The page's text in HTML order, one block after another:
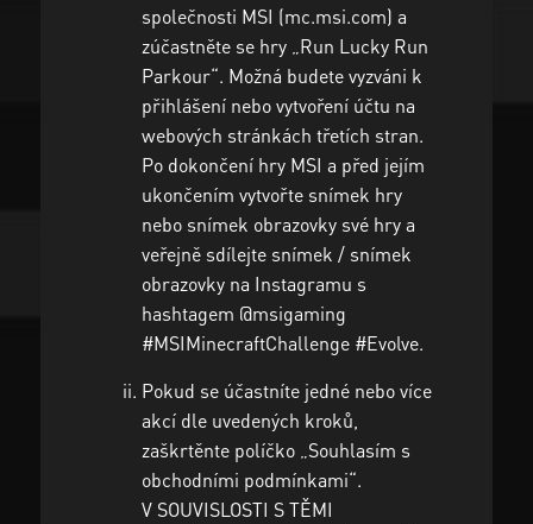
společnosti MSI (mc.msi.com) a
zúčastněte se hry „Run Lucky Run
Parkour“. Možná budete vyzváni k
přihlášení nebo vytvoření účtu na
webových stránkách třetích stran.
Po dokončení hry MSI a před jejím
ukončením vytvořte snímek hry
nebo snímek obrazovky své hry a
veřejně sdílejte snímek / snímek
obrazovky na Instagramu s
hashtagem @msigaming
#MSIMinecraftChallenge #Evolve.
Pokud se účastníte jedné nebo více
akcí dle uvedených kroků,
zaškrtěnte políčko „Souhlasím s
obchodními podmínkami“.
V SOUVISLOSTI S TĚMI